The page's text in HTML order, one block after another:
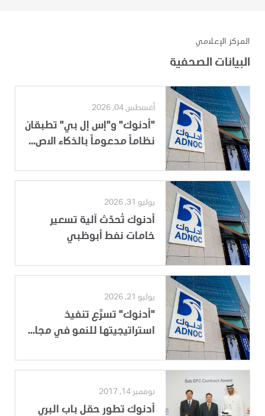
المركز الإعلامي
البيانات الصحفية
أغسطس 04, 2026
"أدنوك" و"إس إل بي" تطبقان
نظاماً مدعوماً بالذكاء الاص...
يوليو 31, 2026
أدنوك تُحدّث آلية تسعير
خامات نفط أبوظبي
يوليو 21, 2026
"أدنوك" تسرِّع تنفيذ
استراتيجيتها للنمو في مجا...
نوفمبر 14, 2017
أدنوك تطور حقل باب البري